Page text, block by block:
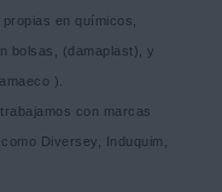
en químicos,
bolsas, (damaplast), y
).
con marcas
Diversey, Induquim,